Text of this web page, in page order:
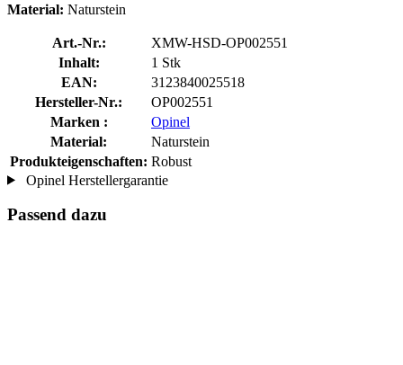
Material: Naturstein
Art.-Nr.:
XMW-HSD-OP002551
Inhalt:
1 Stk
EAN:
3123840025518
Hersteller-Nr.:
OP002551
Marken :
Opinel
Material:
Naturstein
Produkteigenschaften: Robust
Opinel Herstellergarantie
Passend dazu